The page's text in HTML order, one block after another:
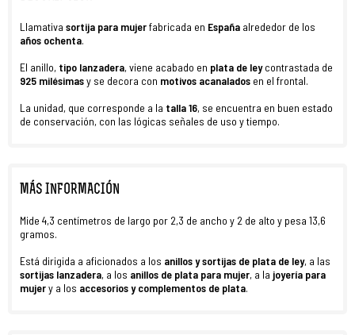
Llamativa sortija para mujerfabricada en España alrededor de los
años ochenta.
El anillo, tipo lanzadera, viene acabado en plata de leycontrastada de
925 milésimasy se decora con motivos acanalados en el frontal.
La unidad, que corresponde a la talla 16, se encuentra en buen estado
de conservación, con las lógicas señales de uso y tiempo.
MÁS INFORMACIÓN
Mide 4,3 centímetros de largo por 2,3 de ancho y 2 de alto y pesa 13,6
gramos.
Está dirigida a aficionados a los anillos y sortijas de plata de ley, a las
sortijas lanzadera, a los anillos de plata para mujer, a la joyería para
mujery a los accesorios y complementos de plata.